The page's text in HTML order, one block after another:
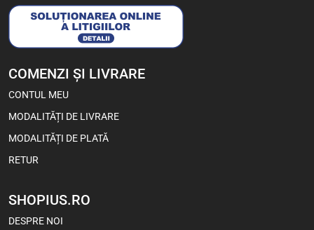
1 buc Bax (24)
Cremă de Cacao și Ciocolată
COMENZI ȘI LIVRARE
CONTUL MEU
MODALITĂȚI DE LIVRARE
MODALITĂȚI DE PLATĂ
RETUR
SHOPIUS.RO
DESPRE NOI